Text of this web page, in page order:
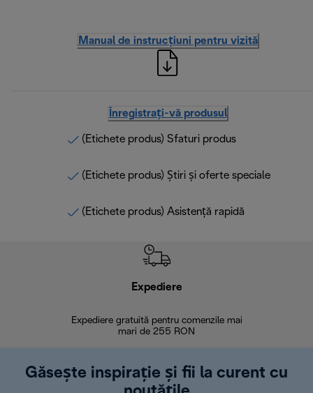
Manual de instrucțiuni pentru vizită
Înregistrați-vă produsul
(Etichete produs) Sfaturi produs
(Etichete produs) Știri și oferte speciale
(Etichete produs) Asistență rapidă
Expediere
Expediere gratuită pentru comenzile mai
mari de 255 RON
Găsește inspirație și fii la curent cu